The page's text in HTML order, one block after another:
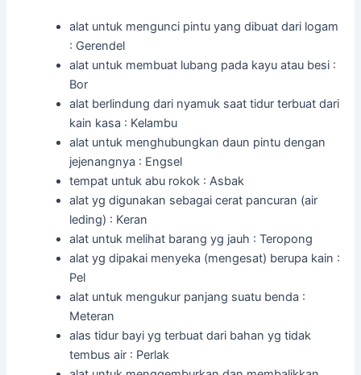
alat untuk mengunci pintu yang dibuat dari logam
: Gerendel
alat untuk membuat lubang pada kayu atau besi :
Bor
alat berlindung dari nyamuk saat tidur terbuat dari
kain kasa : Kelambu
alat untuk menghubungkan daun pintu dengan
jejenangnya : Engsel
tempat untuk abu rokok : Asbak
alat yg digunakan sebagai cerat pancuran (air
leding) : Keran
alat untuk melihat barang yg jauh : Teropong
alat yg dipakai menyeka (mengesat) berupa kain :
Pel
alat untuk mengukur panjang suatu benda :
Meteran
alas tidur bayi yg terbuat dari bahan yg tidak
tembus air : Perlak